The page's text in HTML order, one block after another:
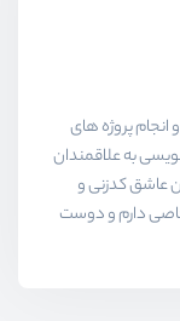
و انجام پروژه های
به علاقمندان
عاشق کدزنی و
دارم و دوست